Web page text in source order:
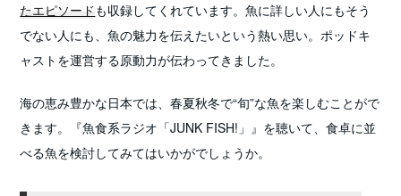
たエピソード も収録してくれています。魚に詳しい人にもそう
でない人にも、魚の魅力を伝えたいという熱い思い。ポッドキ
ャストを運営する原動力が伝わってきました。
海の恵み豊かな日本では、春夏秋冬で“旬”な魚を楽しむことがで
きます。『魚食系ラジオ「JUNK FISH!」』を聴いて、食卓に並
べる魚を検討してみてはいかがでしょうか。